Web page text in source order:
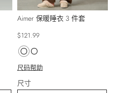
Aimer 保暖睡衣 3 件套
$121.99
尺码帮助
尺寸